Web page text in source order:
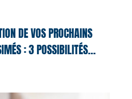
DE VOS PROCHAINS
: 3 POSSIBILITÉS…